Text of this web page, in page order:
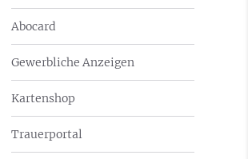
Abocard
Gewerbliche Anzeigen
Kartenshop
Trauerportal